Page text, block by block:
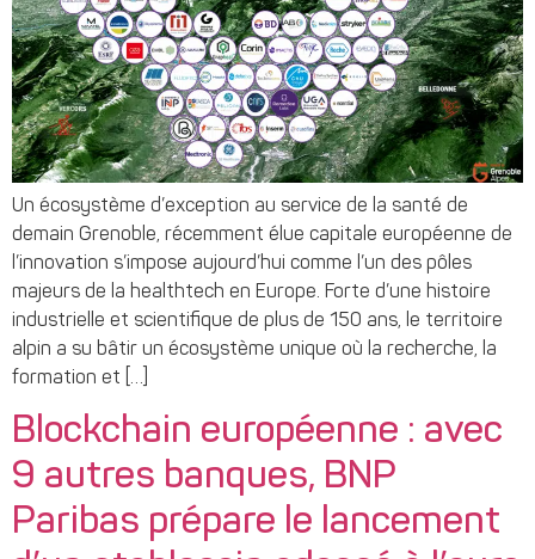
Un écosystème d’exception au service de la santé de
demain Grenoble, récemment élue capitale européenne de
l’innovation s’impose aujourd’hui comme l’un des pôles
majeurs de la healthtech en Europe. Forte d’une histoire
industrielle et scientifique de plus de 150 ans, le territoire
alpin a su bâtir un écosystème unique où la recherche, la
formation et […]
Blockchain européenne : avec
9 autres banques, BNP
Paribas prépare le lancement